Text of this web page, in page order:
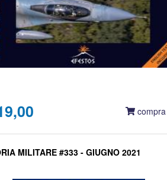
compra
MILITARE #333 - GIUGNO 2021